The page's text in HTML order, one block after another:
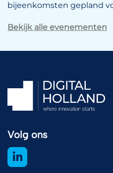
bijeenkomsten gepland
Bekijk alle evenementen
Volg ons